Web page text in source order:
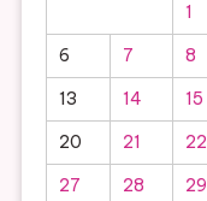
1
6
7 8
13
14 15
20
21 22
27
28 29